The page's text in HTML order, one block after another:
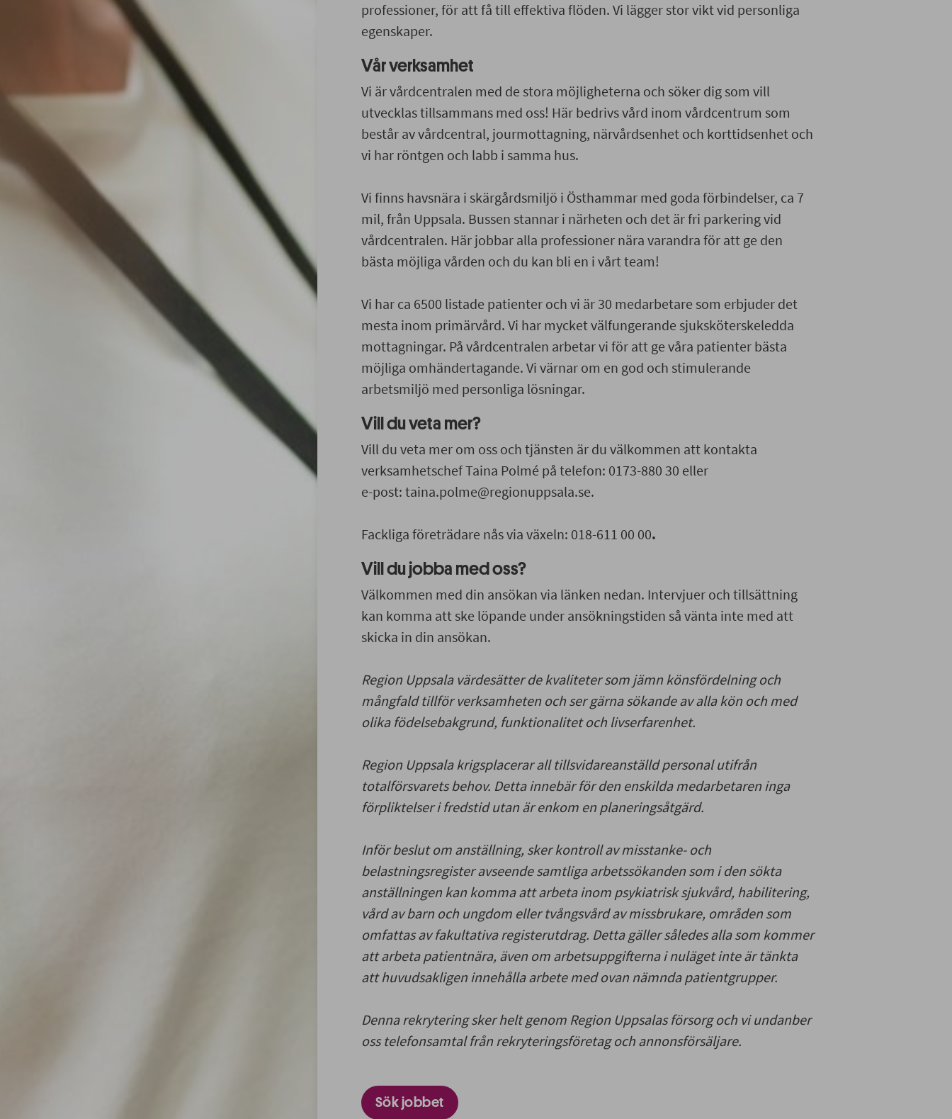
professioner, för att få till effektiva flöden. Vi lägger stor vikt vid personliga
egenskaper.
Vår verksamhet
Vi är vårdcentralen med de stora möjligheterna och söker dig som vill
utvecklas tillsammans med oss! Här bedrivs vård inom vårdcentrum som
består av vårdcentral, jourmottagning, närvårdsenhet och korttidsenhet och
vi har röntgen och labb i samma hus.
Vi finns havsnära i skärgårdsmiljö i Östhammar med goda förbindelser, ca 7
mil, från Uppsala. Bussen stannar i närheten och det är fri parkering vid
vårdcentralen. Här jobbar alla professioner nära varandra för att ge den
bästa möjliga vården och du kan bli en i vårt team!
Vi har ca 6500 listade patienter och vi är 30 medarbetare som erbjuder det
mesta inom primärvård. Vi har mycket välfungerande sjuksköterskeledda
mottagningar. På vårdcentralen arbetar vi för att ge våra patienter bästa
möjliga omhändertagande. Vi värnar om en god och stimulerande
arbetsmiljö med personliga lösningar.
Vill du veta mer?
Vill du veta mer om oss och tjänsten är du välkommen att kontakta
verksamhetschef Taina Polmé på telefon: 0173-880 30 eller
e-post: taina.polme@regionuppsala.se.
Fackliga företrädare nås via växeln: 018-611 00 00.
Vill du jobba med oss?
Välkommen med din ansökan via länken nedan. Intervjuer och tillsättning
kan komma att ske löpande under ansökningstiden så vänta inte med att
skicka in din ansökan.
Region Uppsala värdesätter de kvaliteter som jämn könsfördelning och
mångfald tillför verksamheten och ser gärna sökande av alla kön och med
olika födelsebakgrund, funktionalitet och livserfarenhet.
Region Uppsala krigsplacerar all tillsvidareanställd personal utifrån
totalförsvarets behov. Detta innebär för den enskilda medarbetaren inga
förpliktelser i fredstid utan är enkom en planeringsåtgärd.
Inför beslut om anställning, sker kontroll av misstanke- och
belastningsregister avseende samtliga arbetssökanden som i den sökta
anställningen kan komma att arbeta inom psykiatrisk sjukvård, habilitering,
vård av barn och ungdom eller tvångsvård av missbrukare, områden som
omfattas av fakultativa registerutdrag. Detta gäller således alla som kommer
att arbeta patientnära, även om arbetsuppgifterna i nuläget inte är tänkta
att huvudsakligen innehålla arbete med ovan nämnda patientgrupper.
Denna rekrytering sker helt genom Region Uppsalas försorg och vi undanber
oss telefonsamtal från rekryteringsföretag och annonsförsäljare.
Sök jobbet